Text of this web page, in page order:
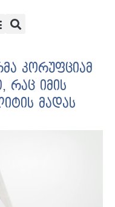
კორუფციამ
რაც იმის
მადას